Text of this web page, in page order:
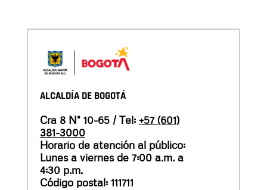
ALCALDÍA DE BOGOTÁ
Cra 8 N° 10-65 / Tel: +57 (601)
381-3000
Horario de atención al público:
Lunes a viernes de 7:00 a.m. a
4:30 p.m.
Código postal: 111711